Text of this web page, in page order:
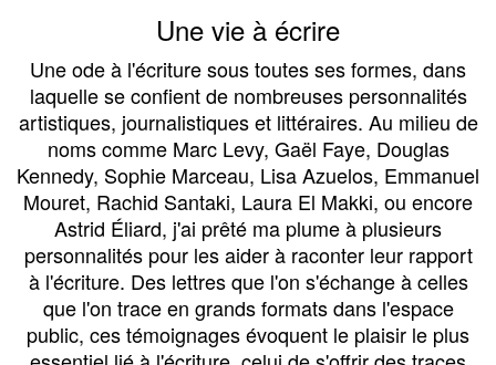
Une vie à écrire
Une ode à l'écriture sous toutes ses formes, dans
laquelle se confient de nombreuses personnalités
artistiques, journalistiques et littéraires. Au milieu de
noms comme Marc Levy, Gaël Faye, Douglas
Kennedy, Sophie Marceau, Lisa Azuelos, Emmanuel
Mouret, Rachid Santaki, Laura El Makki, ou encore
Astrid Éliard, j'ai prêté ma plume à plusieurs
personnalités pour les aider à raconter leur rapport
à l'écriture. Des lettres que l'on s'échange à celles
que l'on trace en grands formats dans l'espace
public, ces témoignages évoquent le plaisir le plus